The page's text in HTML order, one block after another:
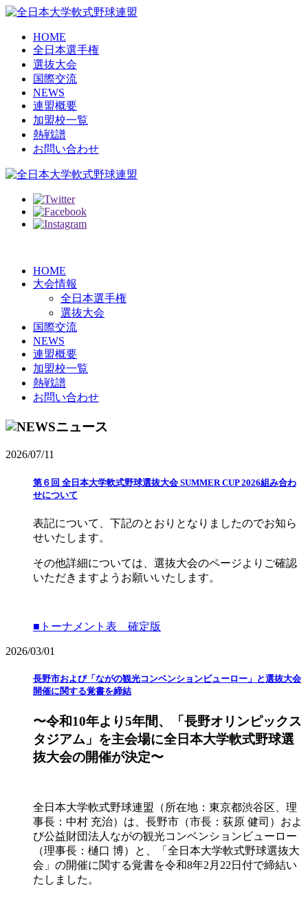
HOME
全日本選手権
選抜大会
国際交流
NEWS
連盟概要
加盟校一覧
熱戦譜
お問い合わせ
HOME
大会情報
全日本選手権
選抜大会
国際交流
NEWS
連盟概要
加盟校一覧
熱戦譜
お問い合わせ
ニュース
2026/07/11
第６回 全日本大学軟式野球選抜大会 SUMMER CUP 2026組み合わ
せについて
表記について、下記のとおりとなりましたのでお知ら
せいたします。
その他詳細については、選抜大会のページよりご確認
いただきますようお願いいたします。
■トーナメント表 確定版
2026/03/01
長野市および「ながの観光コンベンションビューロー」と選抜大会
開催に関する覚書を締結
〜令和10年より5年間、「長野オリンピックス
タジアム」を主会場に全日本大学軟式野球選
抜大会の開催が決定〜
全日本大学軟式野球連盟（所在地：東京都渋谷区、理
事長：中村 充治）は、長野市（市長：荻原 健司）およ
び公益財団法人ながの観光コンベンションビューロー
（理事長：樋口 博）と、「全日本大学軟式野球選抜大
会」の開催に関する覚書を令和8年2月22日付で締結い
たしました。